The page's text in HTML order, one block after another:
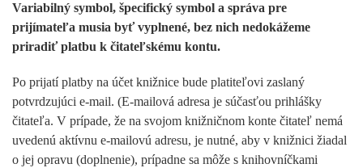
Variabilný symbol, špecifický symbol a správa pre
prijímateľa musia byť vyplnené, bez nich nedokážeme
priradiť platbu k čitateľskému kontu.
Po prijatí platby na účet knižnice bude platiteľovi zaslaný
potvrdzujúci e-mail. (E-mailová adresa je súčasťou prihlášky
čitateľa. V prípade, že na svojom knižničnom konte čitateľ nemá
uvedenú aktívnu e-mailovú adresu, je nutné, aby v knižnici žiadal
o jej opravu (doplnenie), prípadne sa môže s knihovníčkami